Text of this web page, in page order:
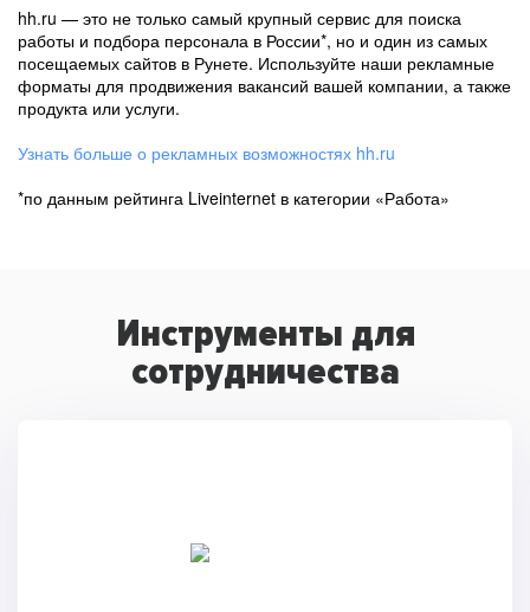
hh.ru — это не только самый крупный сервис для поиска
работы и подбора персонала в России*, но и один из самых
посещаемых сайтов в Рунете. Используйте наши рекламные
форматы для продвижения вакансий вашей компании, а также
продукта или услуги.
Узнать больше о рекламных возможностях hh.ru
*по данным рейтинга Liveinternet в категории «Работа»
Инструменты для
сотрудничества